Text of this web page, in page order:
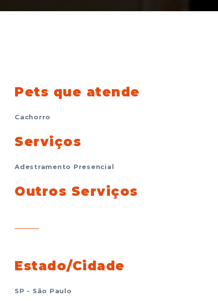
Pets que atende
Cachorro
Serviços
Adestramento Presencial
Outros Serviços
Estado/Cidade
SP - São Paulo